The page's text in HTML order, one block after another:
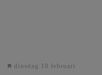
dinsdag 10 februari